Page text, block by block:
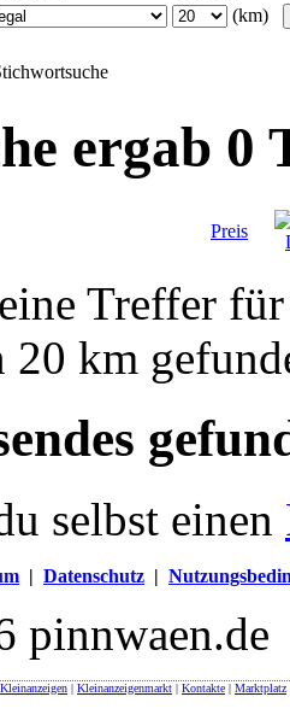
(km)
ergab 0
Preis
Treffer
km
selbst einen
| Datenschutz |
pinnwaen.de
Kleinanzeigen | Kleinanzeigenmarkt | Kontakte | Marktplatz